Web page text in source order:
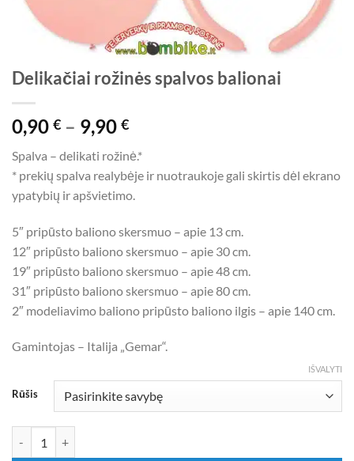
Delikačiai rožinės spalvos balionai
0,90 € – 9,90 €Price
0,90 €
through
9,90 €
Spalva – delikati rožinė.*
* prekių spalva realybėje ir nuotraukoje gali skirtis dėl ekrano
ypatybių ir apšvietimo.
5″ pripūsto baliono skersmuo – apie 13 cm.
12″ pripūsto baliono skersmuo – apie 30 cm.
19″ pripūsto baliono skersmuo – apie 48 cm.
31″ pripūsto baliono skersmuo – apie 80 cm.
2″ modeliavimo baliono pripūsto baliono ilgis – apie 140 cm.
Gamintojas – Italija „Gemar“.
Rūšis
IŠVALYTI